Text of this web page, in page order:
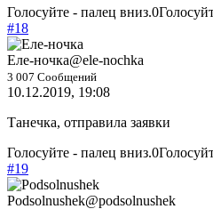
Голосуйте - палец вниз.0
#18
Еле-ночка@ele-nochka
3 007 Сообщений
10.12.2019, 19:08
Танечка, отправила заявки
Голосуйте - палец вниз.0
#19
Podsolnushek@podsolnushek